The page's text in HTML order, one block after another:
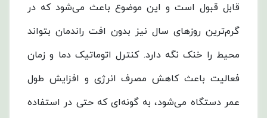
4700
متر
مکعب
در
ساعت
قابل قبول است و این موضوع باعث می‌شود که در
گرم‌ترین روزهای سال نیز بدون افت راندمان بتواند
محیط را خنک نگه دارد. کنترل اتوماتیک دما و زمان
فعالیت باعث کاهش مصرف انرژی و افزایش طول
عمر دستگاه می‌شود، به گونه‌ای که حتی در استفاده